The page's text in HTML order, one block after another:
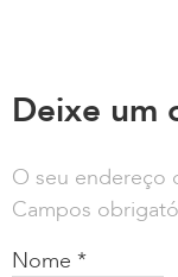
Deixe um
O seu endereço
Campos
Nome *